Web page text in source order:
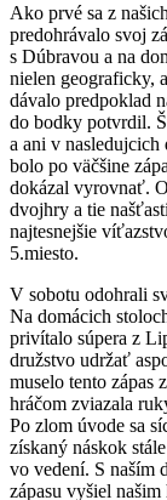
Ako prvé sa z
predohrávalo svoj
s Dúbravou a na
nielen geograficky,
dávalo predpoklad
do bodky potvrdil.
a ani v nasledujcich
bolo po väčšine
dokázal vyrovnať.
dvojhry a tie
najtesnejšie
5.miesto.
V sobotu odohrali
Na domácich
privítalo súpera z
družstvo udržať
muselo tento zápas
hráčom zviazala
Po zlom úvode sa
získaný náskok
vo vedení. S naším
zápasu vyšiel